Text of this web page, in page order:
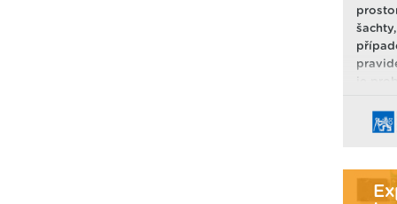
je
roku.